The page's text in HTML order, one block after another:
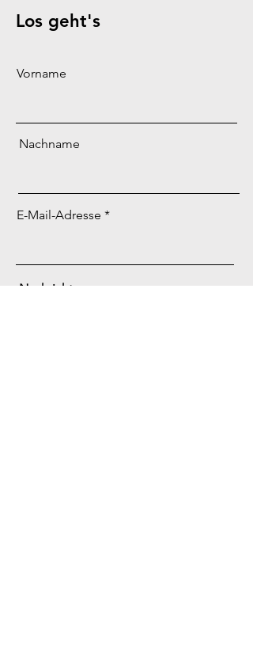
Los geht's
Vorname
Nachname
E-Mail-Adresse
Nachricht